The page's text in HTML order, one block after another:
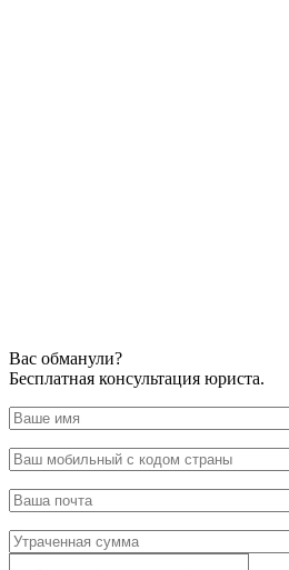
Вас обманули?
Бесплатная консультация юриста.